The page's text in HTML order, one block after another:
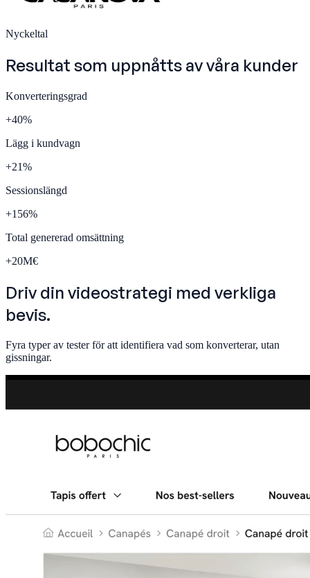
Nyckeltal
Resultat som uppnåtts av våra kunder
Konverteringsgrad
+40%
Lägg i kundvagn
+21%
Sessionslängd
+156%
Total genererad omsättning
+20M€
Driv din videostrategi med verkliga
bevis.
Fyra typer av tester för att identifiera vad som konverterar, utan
gissningar.